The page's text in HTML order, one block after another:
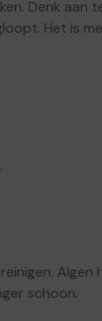
Denk aan
Het is
schoon.